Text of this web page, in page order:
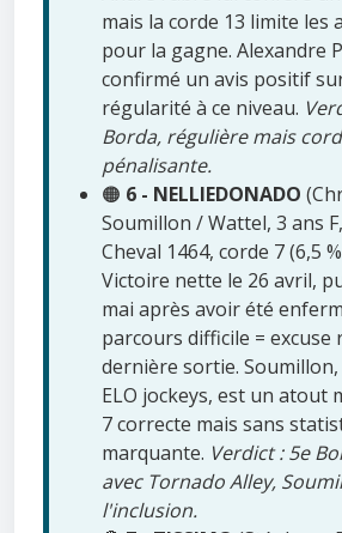
mais la corde 13 limite les
pour la gagne. Alexandre
confirmé un avis positif
régularité à ce niveau.
Borda, régulière mais
pénalisante.
🟠 6 - NELLIEDONADO
Soumillon / Wattel, 3 ans
Cheval 1464, corde 7 (6,5
Victoire nette le 26 avril,
mai après avoir été
parcours difficile = excuse
dernière sortie.
ELO jockeys, est un atout
7 correcte mais sans
marquante. Verdict : 5e
avec Tornado Alley,
l'inclusion.